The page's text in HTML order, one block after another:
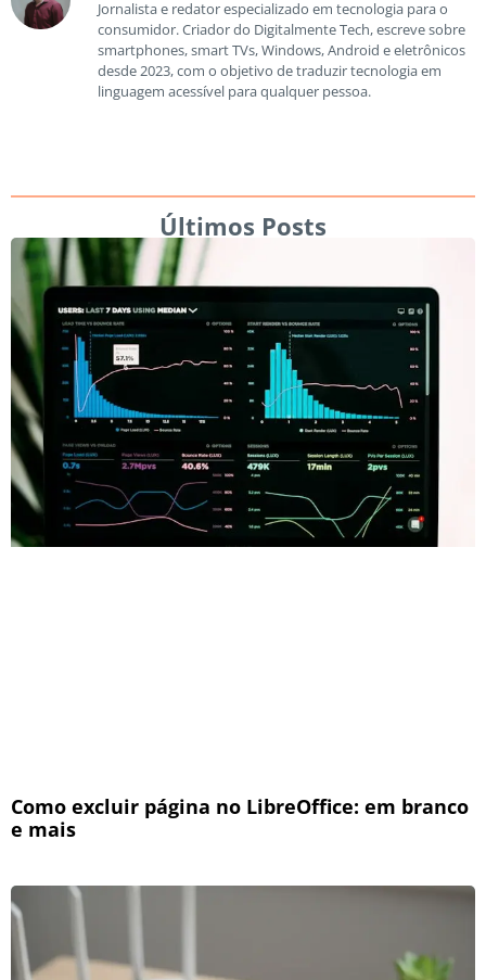
Jornalista e redator especializado em tecnologia para o
consumidor. Criador do Digitalmente Tech, escreve sobre
smartphones, smart TVs, Windows, Android e eletrônicos
desde 2023, com o objetivo de traduzir tecnologia em
linguagem acessível para qualquer pessoa.
Últimos Posts
Como excluir página no LibreOffice: em branco
e mais